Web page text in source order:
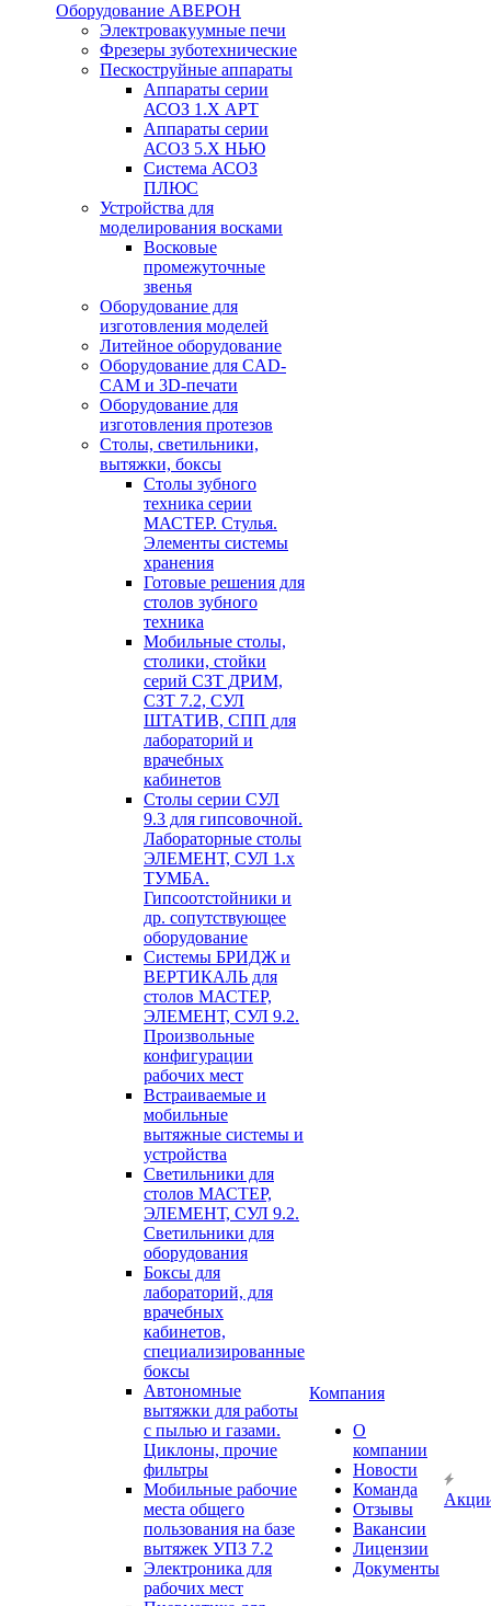
Оборудование АВЕРОН
Электровакуумные печи
Фрезеры зуботехнические
Пескоструйные аппараты
Аппараты серии
АСОЗ 1.Х АРТ
Аппараты серии
АСОЗ 5.Х НЬЮ
Система АСОЗ
ПЛЮС
Устройства для
моделирования восками
Восковые
промежуточные
звенья
Оборудование для
изготовления моделей
Литейное оборудование
Оборудование для CAD-
CAM и 3D-печати
Оборудование для
изготовления протезов
Cтолы, светильники,
вытяжки, боксы
Столы зубного
техника серии
МАСТЕР. Стулья.
Элементы системы
хранения
Готовые решения для
столов зубного
техника
Мобильные столы,
столики, стойки
серий СЗТ ДРИМ,
СЗТ 7.2, СУЛ
ШТАТИВ, СПП для
лабораторий и
врачебных
кабинетов
Столы серии СУЛ
9.3 для гипсовочной.
Лабораторные столы
ЭЛЕМЕНТ, СУЛ 1.х
ТУМБА.
Гипсоотстойники и
др. сопутствующее
оборудование
Системы БРИДЖ и
ВЕРТИКАЛЬ для
столов МАСТЕР,
ЭЛЕМЕНТ, СУЛ 9.2.
Произвольные
конфигурации
рабочих мест
Встраиваемые и
мобильные
вытяжные системы и
устройства
Светильники для
столов МАСТЕР,
ЭЛЕМЕНТ, СУЛ 9.2.
Светильники для
оборудования
Боксы для
лабораторий, для
врачебных
кабинетов,
специализированные
боксы
Автономные
вытяжки для работы
с пылью и газами.
Циклоны, прочие
фильтры
Мобильные рабочие
места общего
пользования на базе
вытяжек УПЗ 7.2
Электроника для
рабочих мест
Компания
О
компании
Новости
Команда
Отзывы
Вакансии
Лицензии
Документы